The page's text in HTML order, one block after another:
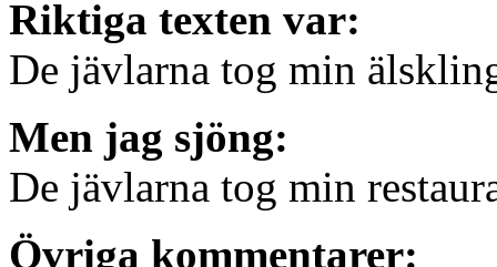
Riktiga texten var:
De jävlarna tog min
Men jag sjöng:
De jävlarna tog min
Övriga kommentarer: